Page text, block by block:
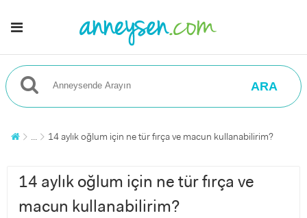
ARA
... 14 aylık oğlum için ne tür fırça ve macun kullanabilirim?
14 aylık oğlum için ne tür fırça ve
macun kullanabilirim?